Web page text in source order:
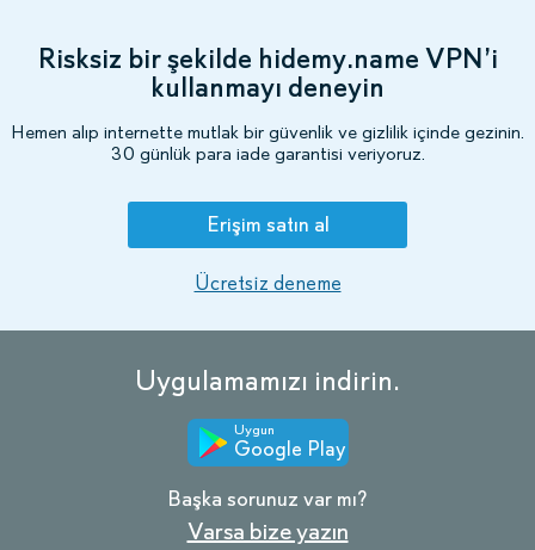
Risksiz bir şekilde hidemy.name VPN’i
kullanmayı deneyin
Hemen alıp internette mutlak bir güvenlik ve gizlilik içinde gezinin.
30 günlük para iade garantisi veriyoruz.
Erişim satın al
Ücretsiz deneme
Uygulamamızı indirin.
Uygun
Google Play
Başka sorunuz var mı?
Varsa bize yazın